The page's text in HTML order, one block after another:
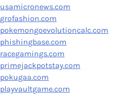
usamicronews.com
grofashion.com
pokemongoevolutioncalc.com
phishingbase.com
racegamings.com
primejackpotstay.com
pokugaa.com
playvaultgame.com